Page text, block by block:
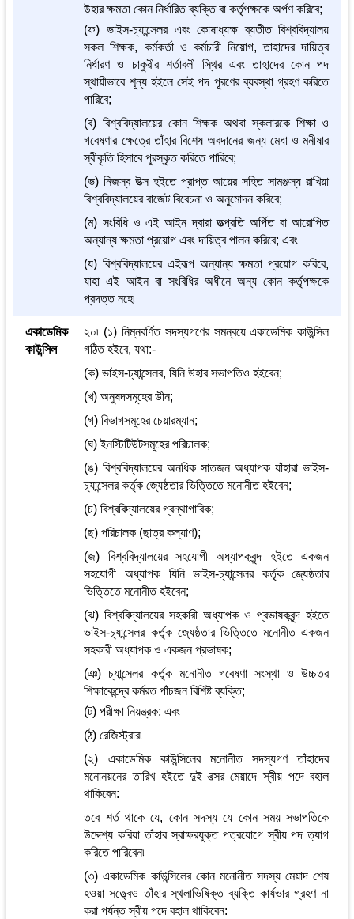
উহার ক্ষমতা কোন নির্ধারিত ব্যক্তি বা কর্তৃপক্ষকে অর্পণ করিবে;
(ফ) ভাইস-চ্যান্সেলর এবং কোষাধ্যক্ষ ব্যতীত বিশ্ববিদ্যালয়
সকল শিক্ষক, কর্মকর্তা ও কর্মচারী নিয়োগ, তাহাদের দায়িত্ব
নির্ধারণ ও চাকুরীর শর্তাবলী স্থির এবং তাহাদের কোন পদ
স্থায়ীভাবে শূন্য হইলে সেই পদ পূরণের ব্যবস্থা গ্রহণ করিতে
পারিবে;
(ব) বিশ্ববিদ্যালয়ের কোন শিক্ষক অথবা স্কলারকে শিক্ষা ও
গবেষণার ক্ষেত্রে তাঁহার বিশেষ অবদানের জন্য মেধা ও মনীষার
স্বীকৃতি হিসাবে পুরস্কৃত করিতে পারিবে;
(ভ) নিজস্ব উত্স হইতে প্রাপ্ত আয়ের সহিত সামঞ্জস্য রাখিয়া
বিশ্ববিদ্যালয়ের বাজেট বিবেচনা ও অনুমোদন করিবে;
(ম) সংবিধি ও এই আইন দ্বারা তত্প্রতি অর্পিত বা আরোপিত
অন্যান্য ক্ষমতা প্রয়োগ এবং দায়িত্ব পালন করিবে; এবং
(য) বিশ্ববিদ্যালয়ের এইরূপ অন্যান্য ক্ষমতা প্রয়োগ করিবে,
যাহা এই আইন বা সংবিধির অধীনে অন্য কোন কর্তৃপক্ষকে
প্রদত্ত নহে৷
একাডেমিক
কাউন্সিল
২০৷ (১) নিম্নবর্ণিত সদস্যগণের সমন্বয়ে একাডেমিক কাউন্সিল
গঠিত হইবে, যথা:-
(ক) ভাইস-চ্যান্সেলর, যিনি উহার সভাপতিও হইবেন;
(খ) অনুষদসমূহের ডীন;
(গ) বিভাগসমূহের চেয়ারম্যান;
(ঘ) ইনস্টিটিউটসমূহের পরিচালক;
(ঙ) বিশ্ববিদ্যালয়ের অনধিক সাতজন অধ্যাপক যাঁহারা ভাইস-
চ্যান্সেলর কর্তৃক জ্যেষ্ঠতার ভিত্তিতে মনোনীত হইবেন;
(চ) বিশ্ববিদ্যালয়ের গ্রন্থাগারিক;
(ছ) পরিচালক (ছাত্র কল্যাণ);
(জ) বিশ্ববিদ্যালয়ের সহযোগী অধ্যাপকবৃন্দ হইতে একজন
সহযোগী অধ্যাপক যিনি ভাইস-চ্যান্সেলর কর্তৃক জ্যেষ্ঠতার
ভিত্তিতে মনোনীত হইবেন;
(ঝ) বিশ্ববিদ্যালয়ের সহকারী অধ্যাপক ও প্রভাষকবৃন্দ হইতে
ভাইস-চ্যান্সেলর কর্তৃক জ্যেষ্ঠতার ভিত্তিতে মনোনীত একজন
সহকারী অধ্যাপক ও একজন প্রভাষক;
(ঞ) চ্যান্সেলর কর্তৃক মনোনীত গবেষণা সংস্থা ও উচ্চতর
শিক্ষাকেন্দ্রে কর্মরত পাঁচজন বিশিষ্ট ব্যক্তি;
(ট) পরীক্ষা নিয়ন্ত্রক; এবং
(ঠ) রেজিস্ট্রার৷
(২) একাডেমিক কাউন্সিলের মনোনীত সদস্যগণ তাঁহাদের
মনোনয়নের তারিখ হইতে দুই বত্সর মেয়াদে স্বীয় পদে বহাল
থাকিবেন:
তবে শর্ত থাকে যে, কোন সদস্য যে কোন সময় সভাপতিকে
উদ্দেশ্য করিয়া তাঁহার স্বাক্ষরযুক্ত পত্রযোগে স্বীয় পদ ত্যাগ
করিতে পারিবেন৷
(৩) একাডেমিক কাউন্সিলের কোন মনোনীত সদস্য মেয়াদ শেষ
হওয়া সত্ত্বেও তাঁহার স্থলাভিষিক্ত ব্যক্তি কার্যভার গ্রহণ না
করা পর্যন্ত স্বীয় পদে বহাল থাকিবেন: